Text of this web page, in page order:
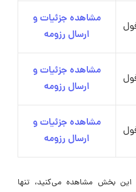
مشاهده جزئیات و
ارسال رزومه
مشاهده جزئیات و
ارسال رزومه
مشاهده جزئیات و
ارسال رزومه
بخش مشاهده می‌کنید، تنها